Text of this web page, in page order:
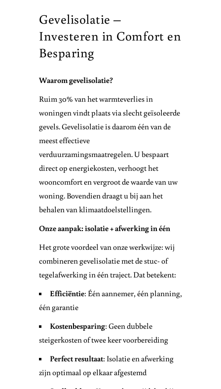
Gevelisolatie –
Investeren in Comfort en
Besparing
Waarom gevelisolatie?
Ruim 30% van het warmteverlies in
woningen vindt plaats via slecht geïsoleerde
gevels. Gevelisolatie is daarom één van de
meest effectieve
verduurzamingsmaatregelen. U bespaart
direct op energiekosten, verhoogt het
wooncomfort en vergroot de waarde van uw
woning. Bovendien draagt u bij aan het
behalen van klimaatdoelstellingen.
Onze aanpak: isolatie + afwerking in één
Het grote voordeel van onze werkwijze: wij
combineren gevelisolatie met de stuc- of
tegelafwerking in één traject. Dat betekent:
Efficiëntie: Één aannemer, één planning,
één garantie
Kostenbesparing: Geen dubbele
steigerkosten of twee keer voorbereiding
Perfect resultaat: Isolatie en afwerking
zijn optimaal op elkaar afgestemd